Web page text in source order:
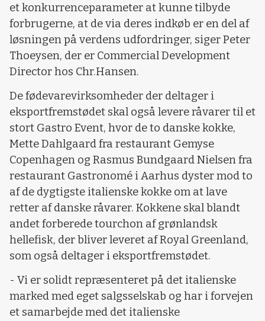
et konkurrenceparameter at kunne tilbyde
forbrugerne, at de via deres indkøb er en del af
løsningen på verdens udfordringer, siger Peter
Thoeysen, der er Commercial Development
Director hos Chr.Hansen.
De fødevarevirksomheder der deltager i
eksportfremstødet skal også levere råvarer til et
stort Gastro Event, hvor de to danske kokke,
Mette Dahlgaard fra restaurant Gemyse
Copenhagen og Rasmus Bundgaard Nielsen fra
restaurant Gastronomé i Aarhus dyster mod to
af de dygtigste italienske kokke om at lave
retter af danske råvarer. Kokkene skal blandt
andet forberede tourchon af grønlandsk
hellefisk, der bliver leveret af Royal Greenland,
som også deltager i eksportfremstødet.
- Vi er solidt repræsenteret på det italienske
marked med eget salgsselskab og har i forvejen
et samarbejde med det italienske